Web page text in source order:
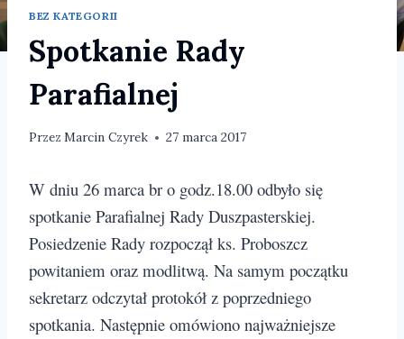
BEZ KATEGORII
Spotkanie Rady
Parafialnej
Przez Marcin Czyrek 27 marca 2017
W dniu 26 marca br o godz.18.00 odbyło się
spotkanie Parafialnej Rady Duszpasterskiej.
Posiedzenie Rady rozpoczął ks. Proboszcz
powitaniem oraz modlitwą. Na samym początku
sekretarz odczytał protokół z poprzedniego
spotkania. Następnie omówiono najważniejsze